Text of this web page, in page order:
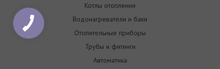
Котлы отопления
Водонагреватели и баки
Отопительные приборы
Трубы и фитинги
Автоматика